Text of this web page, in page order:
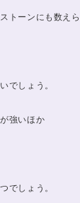
トーンにも数え
でしょう。
強いほか
でしょう。